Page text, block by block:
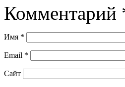
Комментарий
Имя *
Email *
Сайт